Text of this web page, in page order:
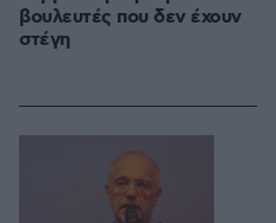
βουλευτές που δεν έχουν
στέγη